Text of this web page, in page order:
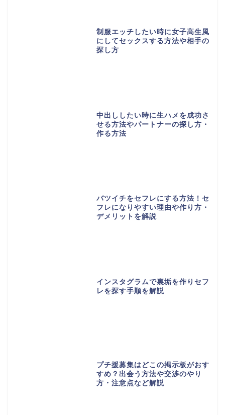
制服エッチしたい時に女子高生風
にしてセックスする方法や相手の
探し方
中出ししたい時に生ハメを成功さ
せる方法やパートナーの探し方・
作る方法
バツイチをセフレにする方法！セ
フレになりやすい理由や作り方・
デメリットを解説
インスタグラムで裏垢を作りセフ
レを探す手順を解説
プチ援募集はどこの掲示板がおす
すめ？出会う方法や交渉のやり
方・注意点など解説